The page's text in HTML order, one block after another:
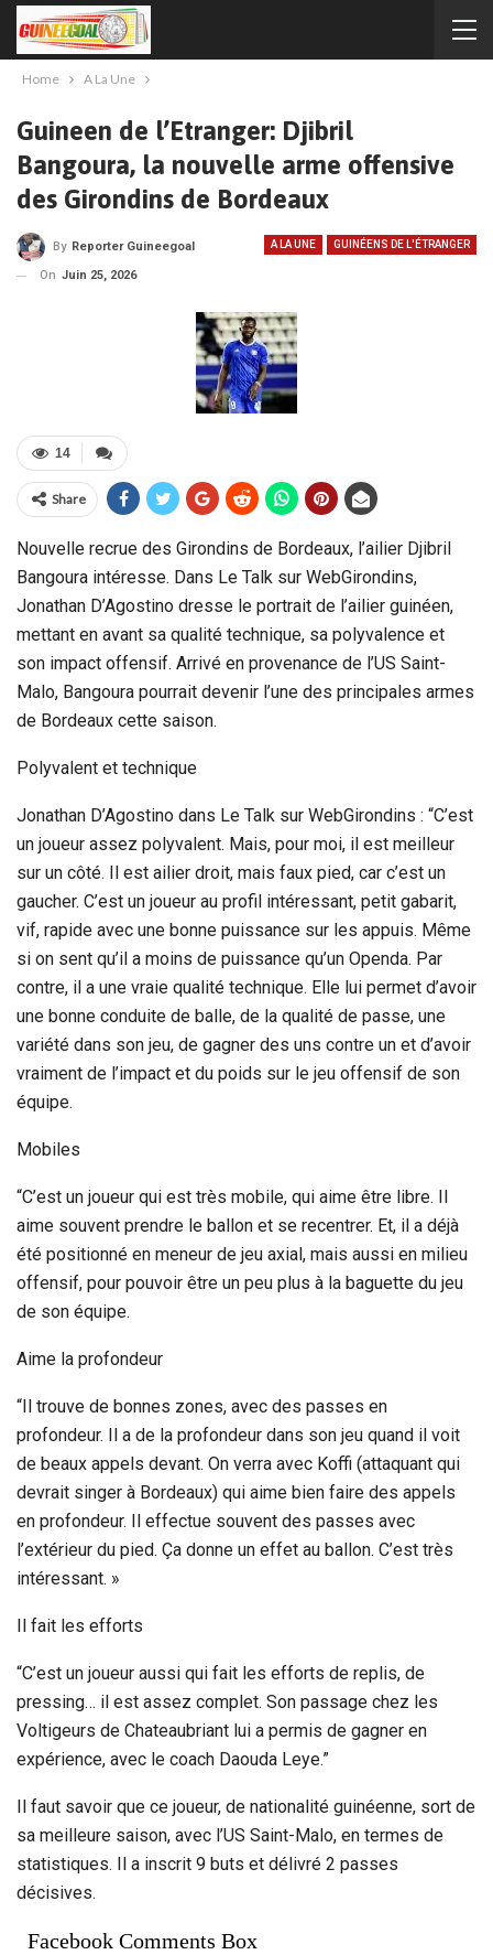
Home A La Une
Guineen de l’Etranger: Djibril
Bangoura, la nouvelle arme offensive
des Girondins de Bordeaux
A LA UNE GUINÉENS DE L'ÉTRANGER
By Reporter Guineegoal
On Juin 25, 2026
14
Share
Nouvelle recrue des Girondins de Bordeaux, l’ailier Djibril
Bangoura intéresse. Dans Le Talk sur WebGirondins,
Jonathan D’Agostino dresse le portrait de l’ailier guinéen,
mettant en avant sa qualité technique, sa polyvalence et
son impact offensif. Arrivé en provenance de l’US Saint-
Malo, Bangoura pourrait devenir l’une des principales armes
de Bordeaux cette saison.
Polyvalent et technique
Jonathan D’Agostino dans Le Talk sur WebGirondins : “C’est
un joueur assez polyvalent. Mais, pour moi, il est meilleur
sur un côté. Il est ailier droit, mais faux pied, car c’est un
gaucher. C’est un joueur au profil intéressant, petit gabarit,
vif, rapide avec une bonne puissance sur les appuis. Même
si on sent qu’il a moins de puissance qu’un Openda. Par
contre, il a une vraie qualité technique. Elle lui permet d’avoir
une bonne conduite de balle, de la qualité de passe, une
variété dans son jeu, de gagner des uns contre un et d’avoir
vraiment de l’impact et du poids sur le jeu offensif de son
équipe.
Mobiles
“C’est un joueur qui est très mobile, qui aime être libre. Il
aime souvent prendre le ballon et se recentrer. Et, il a déjà
été positionné en meneur de jeu axial, mais aussi en milieu
offensif, pour pouvoir être un peu plus à la baguette du jeu
de son équipe.
Aime la profondeur
“Il trouve de bonnes zones, avec des passes en
profondeur. Il a de la profondeur dans son jeu quand il voit
de beaux appels devant. On verra avec Koffi (attaquant qui
devrait singer à Bordeaux) qui aime bien faire des appels
en profondeur. Il effectue souvent des passes avec
l’extérieur du pied. Ça donne un effet au ballon. C’est très
intéressant. »
Il fait les efforts
“C’est un joueur aussi qui fait les efforts de replis, de
pressing… il est assez complet. Son passage chez les
Voltigeurs de Chateaubriant lui a permis de gagner en
expérience, avec le coach Daouda Leye.”
Il faut savoir que ce joueur, de nationalité guinéenne, sort de
sa meilleure saison, avec l’US Saint-Malo, en termes de
statistiques. Il a inscrit 9 buts et délivré 2 passes
décisives.
Facebook Comments Box